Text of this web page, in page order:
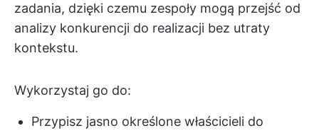
zadania, dzięki czemu zespoły mogą przejść od
analizy konkurencji do realizacji bez utraty
kontekstu.
Wykorzystaj go do:
Przypisz jasno określone właścicieli do